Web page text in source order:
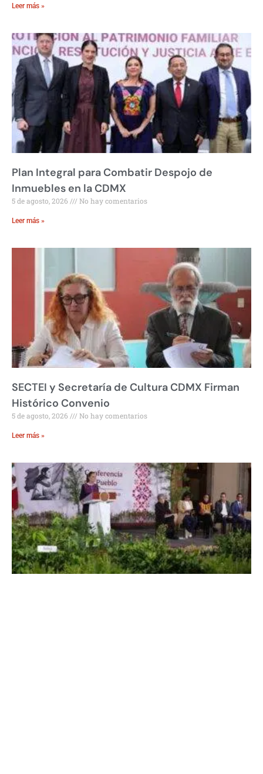
Leer más »
Plan Integral para Combatir Despojo de
Inmuebles en la CDMX
5 de agosto, 2026 No hay comentarios
Leer más »
SECTEI y Secretaría de Cultura CDMX Firman
Histórico Convenio
5 de agosto, 2026 No hay comentarios
Leer más »